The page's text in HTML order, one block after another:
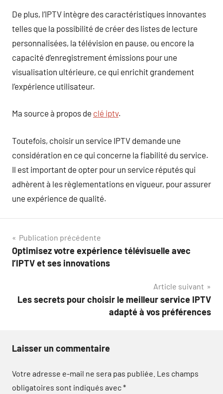
De plus, l’IPTV intègre des caractéristiques innovantes
telles que la possibilité de créer des listes de lecture
personnalisées, la télévision en pause, ou encore la
capacité d’enregistrement émissions pour une
visualisation ultérieure, ce qui enrichit grandement
l’expérience utilisateur.
Ma source à propos de clé iptv.
Toutefois, choisir un service IPTV demande une
considération en ce qui concerne la fiabilité du service.
Il est important de opter pour un service réputés qui
adhèrent à les règlementations en vigueur, pour assurer
une expérience de qualité.
Navigation
de
Publication précédente
Optimisez votre expérience télévisuelle avec
l’IPTV et ses innovations
Article suivant
Les secrets pour choisir le meilleur service IPTV
adapté à vos préférences
Laisser un commentaire
Votre adresse e-mail ne sera pas publiée. Les champs
obligatoires sont indiqués avec*